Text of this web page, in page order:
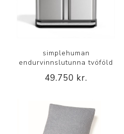
simplehuman
endurvinnslutunna tvöföld
49.750 kr.